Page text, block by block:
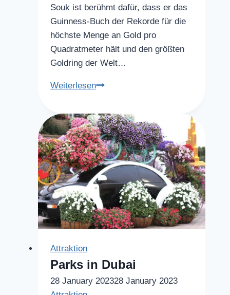
Souk ist berühmt dafür, dass er das
Guinness-Buch der Rekorde für die
höchste Menge an Gold pro
Quadratmeter hält und den größten
Goldring der Welt…
WeiterlesenSouks
Attraktion
Parks in Dubai
28 January 202328 January 2023